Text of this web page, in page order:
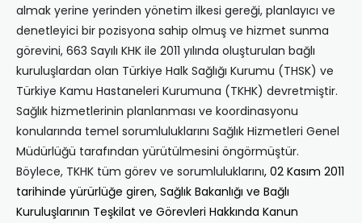
almak yerine yerinden yönetim ilkesi gereği, planlayıcı ve
denetleyici bir pozisyona sahip olmuş ve hizmet sunma
görevini, 663 Sayılı KHK ile 2011 yılında oluşturulan bağlı
kuruluşlardan olan Türkiye Halk Sağlığı Kurumu (THSK) ve
Türkiye Kamu Hastaneleri Kurumuna (TKHK) devretmiştir.
Sağlık hizmetlerinin planlanması ve koordinasyonu
konularında temel sorumluluklarını Sağlık Hizmetleri Genel
Müdürlüğü tarafından yürütülmesini öngörmüştür.
Böylece, TKHK tüm görev ve sorumluluklarını, 02 Kasım 2011
tarihinde yürürlüğe giren, Sağlık Bakanlığı ve Bağlı
Kuruluşlarının Teşkilat ve Görevleri Hakkında Kanun